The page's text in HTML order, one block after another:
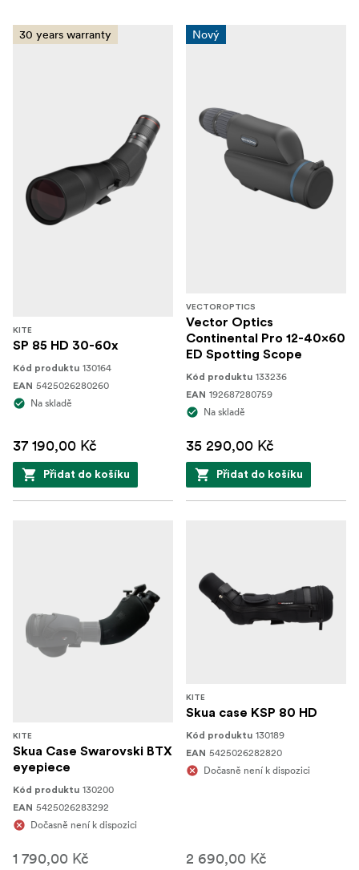
30 years warranty
KITE
SP 85 HD 30-60x
Kód produktu 130164
EAN 5425026280260
Na skladě
37 190,00 Kč
Přidat do košíku
Nový
VECTOROPTICS
Vector Optics
Continental Pro 12-40x60
ED Spotting Scope
Kód produktu 133236
EAN 192687280759
Na skladě
35 290,00 Kč
Přidat do košíku
KITE
Skua Case Swarovski BTX
eyepiece
Kód produktu 130200
EAN 5425026283292
Dočasně není k dispozici
1 790,00 Kč
KITE
Skua case KSP 80 HD
Kód produktu 130189
EAN 5425026282820
Dočasně není k dispozici
2 690,00 Kč